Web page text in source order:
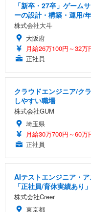
「新卒・27卒」ゲーム
ーの設計・構築・運用/
株式会社大斗
大阪府
月給26万100円～32万
正社員
クラウドエンジニア/ク
しやすい職場
株式会社GUM
埼玉県
月給30万700円～60万
正社員
AIテストエンジニア・
「正社員/育休実績あり
株式会社Creer
東京都